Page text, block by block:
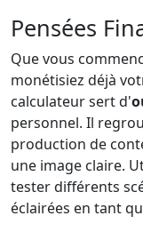
Pensées
Que vous
monétisiez déjà
calculateur sert d'
personnel. Il
production de
une image claire.
tester différents
éclairées en tant